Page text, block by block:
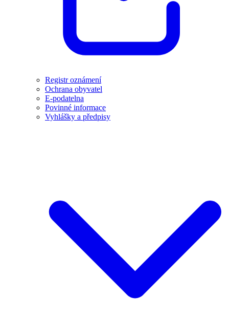
Registr oznámení
Ochrana obyvatel
E-podatelna
Povinné informace
Vyhlášky a předpisy